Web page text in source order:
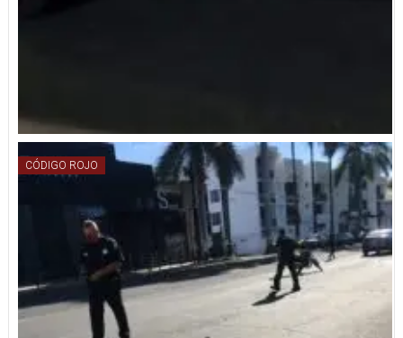
CÓDIGO ROJO